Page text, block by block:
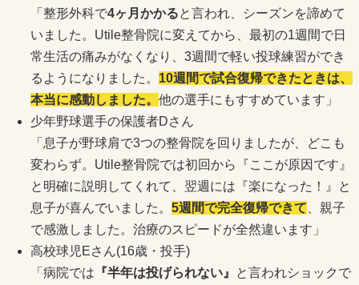
「整形外科で4ヶ月かかると言われ、シーズンを諦めて
いました。Utile整骨院に変えてから、最初の1週間で日
常生活の痛みがなくなり、3週間で軽い投球練習ができ
るようになりました。 10週間で試合復帰できたときは、
本当に感動しました。 他の選手にもすすめています」
少年野球選手の保護者Dさん
「息子が野球肩で3つの整骨院を回りましたが、どこも
変わらず。Utile整骨院では初回から『ここが原因です』
と明確に説明してくれて、翌週には『楽になった！』と
息子が喜んでいました。 5週間で完全復帰できて 、親子
で感激しました。治療のスピードが全然違います」
高校球児Eさん(16歳・投手)
「病院では 『半年は投げられない』
と言われショックで